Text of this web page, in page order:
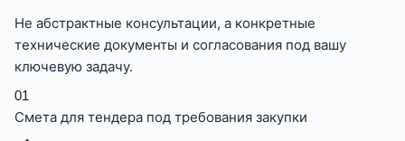
Не абстрактные консультации, а конкретные
технические документы и согласования под вашу
ключевую задачу.
01
Смета для тендера под требования закупки